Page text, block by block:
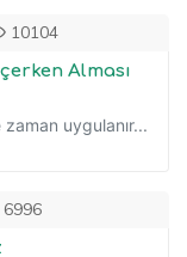
10104
Alması
uygulanır...